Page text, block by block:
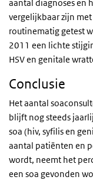
aantal diagnoses en
vergelijkbaar zijn
routinematig getest
2011 een lichte
HSV en genitale
Conclusie
Het aantal
blijft nog steeds
soa (hiv, syfilis en
aantal patiënten en
wordt, neemt het
een soa gevonden